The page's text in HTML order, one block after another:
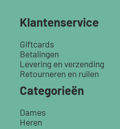
Klantenservice
Giftcards
Betalingen
Levering en verzending
Retourneren en ruilen
Categorieën
Dames
Heren